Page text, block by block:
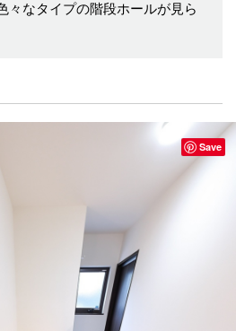
々なタイプの階段ホールが見ら
Save